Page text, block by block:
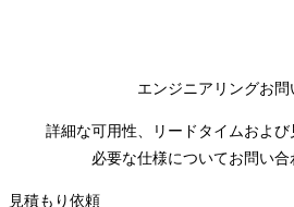
エンジニアリングお問
詳細な可用性、リードタイムおよび
必要な仕様についてお問い合
見積もり依頼